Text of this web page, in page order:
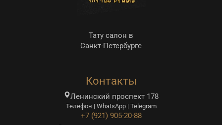
Тату салон в
Санкт-Петербурге
Контакты
Ленинский проспект 178
Телефон | WhatsApp | Telegram
+7 (921) 905-20-88